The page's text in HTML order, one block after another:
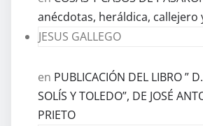
anécdotas, heráldica, callejero
JESUS GALLEGO
en PUBLICACIÓN DEL LIBRO ”
SOLÍS Y TOLEDO”, DE JOSÉ
PRIETO